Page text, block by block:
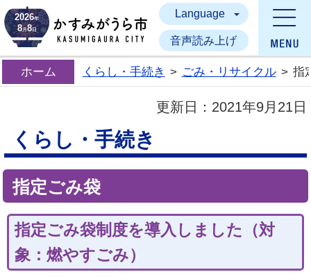
かすみがうら市
2026年
8月8日
Language
音声読み上げ
ホーム くらし・手続き > ごみ・リサイクル > 指
更新日： 2021年9月21日
くらし・手続き
指定ごみ袋
指定ごみ袋制度を導入しました（対
象：燃やすごみ）